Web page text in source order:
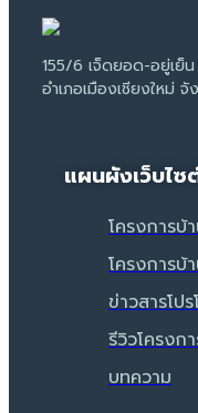
155/6 เจ็ดยอด-อยู่เย็
อำเภอเมืองเชียงใหม่
แผนผังเว็บไซ
โครงการบ้
โครงการบ้
ข่าวสารโป
รีวิวโครงก
บทความ